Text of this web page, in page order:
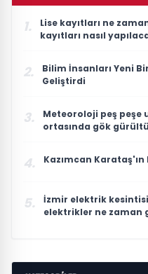
1.
Lise kayıtları ne
kayıtları nasıl
2.
Bilim İnsanları Yeni
Geliştirdi
3.
Meteoroloji peş peşe
ortasında gök
4. Kazımcan
5.
İzmir elektrik
elektrikler ne zaman